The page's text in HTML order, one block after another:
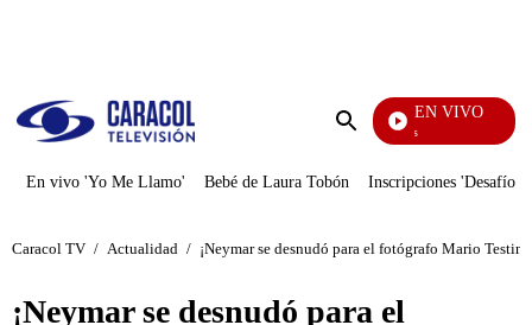
Enviar
EN VIVO
También Caerás
En vivo 'Yo Me Llamo' Bebé de Laura Tobón Inscripciones 'Desafío'
Caracol TV / Actualidad / ¡Neymar se desnudó para el fotógrafo Mario
¡Neymar se desnudó para el